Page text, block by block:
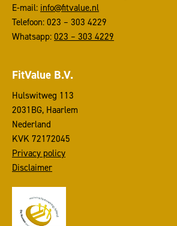
E-mail: info@fitvalue.nl
Telefoon: 023 – 303 4229
Whatsapp: 023 – 303 4229
FitValue B.V.
Hulswitweg 113
2031BG, Haarlem
Nederland
KVK 72172045
Privacy policy
Disclaimer